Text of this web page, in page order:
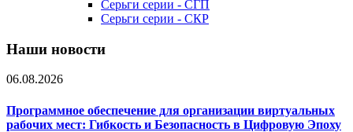
Серьги серии - СГП
Серьги серии - СКР
Наши новости
06.08.2026
Программное обеспечение для организации виртуальных
рабочих мест: Гибкость и Безопасность в Цифровую Эпоху